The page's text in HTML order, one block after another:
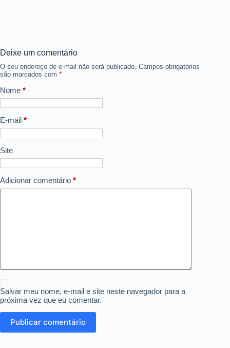
Deixe um comentário
O seu endereço de e-mail não será publicado. Campos obrigatórios
são marcados com *
Nome *
E-mail *
Site
Adicionar comentário *
Salvar meu nome, e-mail e site neste navegador para a
próxima vez que eu comentar.
Publicar comentário